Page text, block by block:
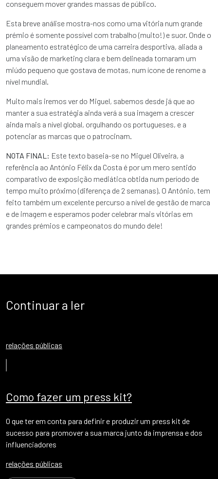
conseguem mover grandes massas de público.
Esta breve análise mostra-nos como uma vitória num grande
prémio é somente possível com trabalho (muito!) e suor. Onde o
planeamento estratégico de uma carreira desportiva, aliada a
uma visão de marketing clara e bem delineada tornaram um
miúdo pequeno que gostava de motas, num ícone de renome a
nível mundial.
Muito mais iremos ver do Miguel, sabemos desde já que ao
manter a sua estratégia ainda verá a sua imagem a crescer
ainda mais a nível global, orgulhando os portugueses, e a
potenciar as marcas que o patrocinam.
NOTA FINAL: Este texto baseia-se no Miguel Oliveira, a
referência ao António Félix da Costa é por um mero sentido
comparativo de exposição mediática obtida num período de
tempo muito próximo (diferença de 2 semanas). O António, tem
feito também um excelente percurso a nível de gestão de marca
e de imagem e esperamos poder celebrar mais vitórias em
grandes prémios e campeonatos do mundo dele!
Continuar a ler
relações públicas
Como fazer um press kit?
O que ter em conta para definir e produzir um press kit de
sucesso para promover a sua marca junto da imprensa e dos
influenciadores
relações públicas